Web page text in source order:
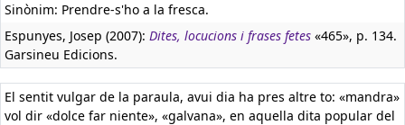
Sinònim: Prendre-s'ho a la fresca.
Espunyes, Josep (2007): Dites, locucions i frases fetes «465», p. 134.
Garsineu Edicions.
El sentit vulgar de la paraula, avui dia ha pres altre to: «mandra»
vol dir «dolce far niente», «galvana», en aquella dita popular del